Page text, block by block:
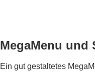
MegaMenu und
Ein gut gestaltetes